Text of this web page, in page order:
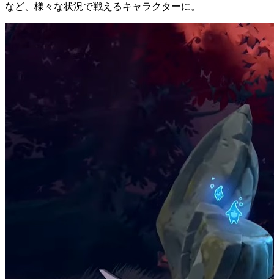
など、様々な状況で戦えるキャラクターに。